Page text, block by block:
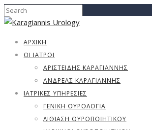
ΑΡΧΙΚΗ
ΟΙ ΙΑΤΡΟΙ
ΑΡΙΣΤΕΊΔΗΣ ΚΑΡΑΓΙΆΝΝΗΣ
ΑΝΔΡΈΑΣ ΚΑΡΑΓΙΆΝΝΗΣ
ΙΑΤΡΙΚΈΣ ΥΠΗΡΕΣΊΕΣ
ΓΕΝΙΚΉ ΟΥΡΟΛΟΓΊΑ
ΛΙΘΊΑΣΗ ΟΥΡΟΠΟΙΗΤΙΚΟΎ